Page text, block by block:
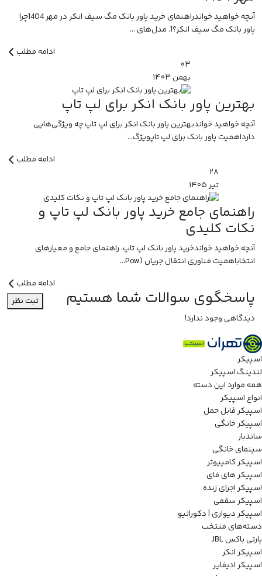
آنچه خواهید خواندراهنمای خرید پاور بانک مگ سیف انکر در مهر 1404چرا
پاور بانک مگ سیف انکر؟1. مدل‌های ...
ادامه مطلب
۰۳
بهمن۱۴۰۳
بهترین پاور بانک انکر برای لپ تاپ
آنچه خواهید خواندبهترین پاور بانک انکر برای لپ تاپ چه ویژگی‌هایی
دارداهمیت پاور بانک برای لپ تاپویژگ...
ادامه مطلب
۲۸
تیر۱۴۰۵
راهنمای جامع خرید پاور بانک لپ تاپ و
نکات کلیدی
آنچه خواهید خواندخرید پاور بانک لپ تاپ، راهنمای جامع و معیارهای
انتخاباهمیت فناوری انتقال جریان (Pow...
ادامه مطلب
پاسخگوی سوالات شما هستیم
ثبت نظر
دیدگاهی وجود ندارد!
اسپیکر
لندینگ اسپیکر
همه موارد این دسته
انواع اسپیکر
اسپیکر قابل حمل
اسپیکر خانگی
ساندبار
سینمای خانگی
اسپیکر کامپیوتر
اسپیکر های فای
اسپیکر اجرای زنده
اسپیکر سقفی
اسپیکر دیواری | دکوراتیو
دسته‌های منتخب
پارتی باکس JBL
اسپیکر انکر
اسپیکر ادیفایر